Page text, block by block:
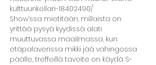
kulttuurikellari-18402490/
Show’ssa mietitään, millaista on
yrittää pysyä kyydissä alati
muuttuvassa maailmassa, kun
etäpalaverissa mikki jää vahingossa
päälle, treffeillä tavoite on käydä S-